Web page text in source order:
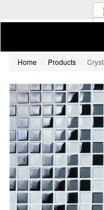
Home Products